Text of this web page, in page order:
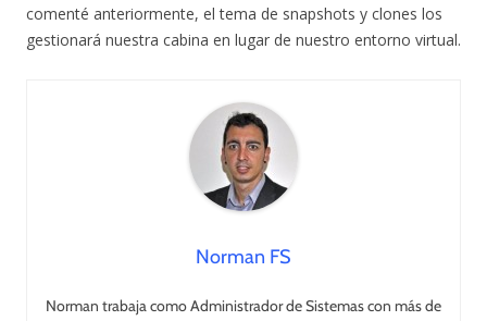
comenté anteriormente, el tema de snapshots y clones los
gestionará nuestra cabina en lugar de nuestro entorno virtual.
Norman FS
Norman trabaja como Administrador de Sistemas con más de